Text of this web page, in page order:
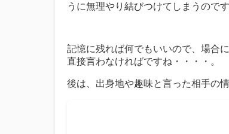
うに無理やり結びつけてしまうのです
記憶に残れば何でもいいので、場合
直接言わなければですね・・・・。
後は、出身地や趣味と言った相手の